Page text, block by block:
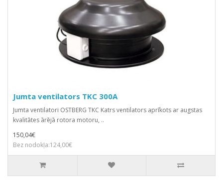
Jumta ventilators TKC 300A
Jumta ventilatori OSTBERG TKC Katrs ventilators aprīkots ar augstas
kvalitātes ārējā rotora motoru, ..
150,04€
Bez nodokļa:124,00€